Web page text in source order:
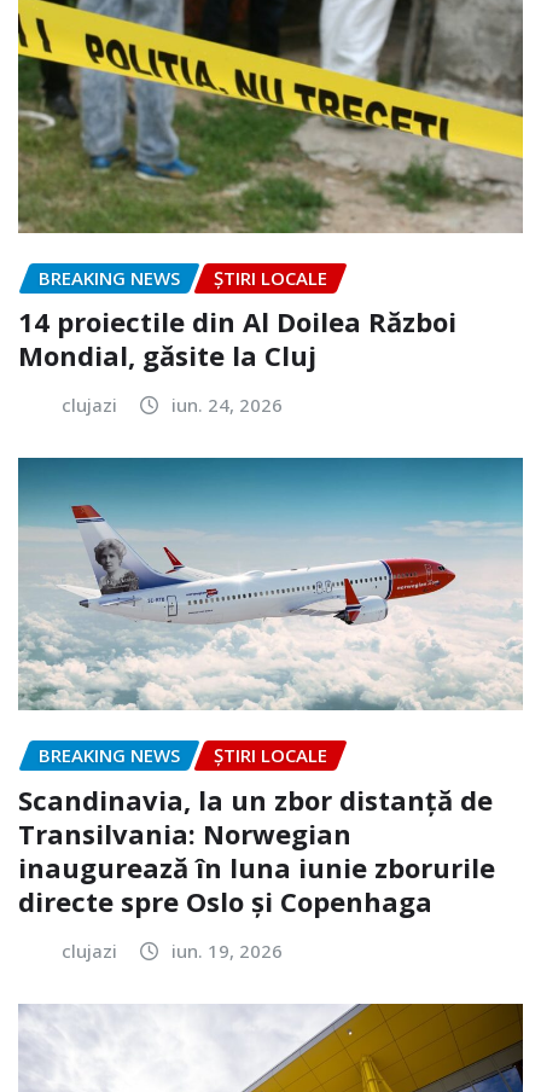
BREAKING NEWS ȘTIRI LOCALE
14 proiectile din Al Doilea Război
Mondial, găsite la Cluj
clujazi iun. 24, 2026
BREAKING NEWS ȘTIRI LOCALE
Scandinavia, la un zbor distanță de
Transilvania: Norwegian
inaugurează în luna iunie zborurile
directe spre Oslo și Copenhaga
clujazi iun. 19, 2026